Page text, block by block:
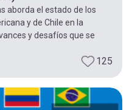
aborda el estado de los
y de Chile en la
y desafíos que se
125